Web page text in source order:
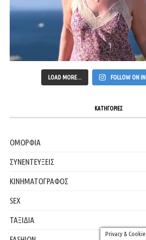
LOAD MORE... FOLLOW ON
ΚΑΤΗΓΟΡΙΕΣ
ΟΜΟΡΦΙΑ
ΣΥΝΕΝΤΕΥΞΕΙΣ
ΚΙΝΗΜΑΤΟΓΡΑΦΟΣ
SEX
ΤΑΞΙΔΙΑ
Privacy &